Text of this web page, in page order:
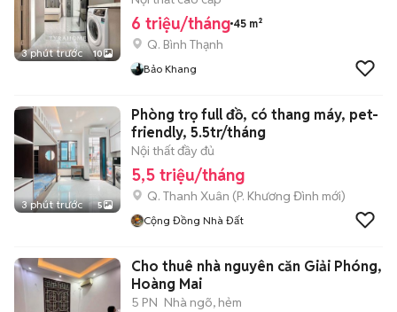
3 phút trước 10
6 triệu/tháng 45 m²
Q. Bình Thạnh
Bảo Khang
3 phút trước 5
Phòng trọ full đồ, có thang máy, pet-
friendly, 5.5tr/tháng
Nội thất đầy đủ
5,5 triệu/tháng
Q. Thanh Xuân (P. Khương Đình mới)
Cộng Đồng Nhà Đất
Cho thuê nhà nguyên căn Giải Phóng,
Hoàng Mai
5 PN Nhà ngõ, hẻm